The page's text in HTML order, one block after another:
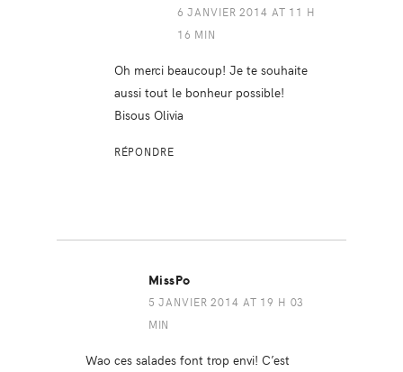
6 JANVIER 2014 AT 11 H
16 MIN
Oh merci beaucoup! Je te souhaite
aussi tout le bonheur possible!
Bisous Olivia
RÉPONDRE
MissPo
5 JANVIER 2014 AT 19 H 03
MIN
Wao ces salades font trop envi! C’est